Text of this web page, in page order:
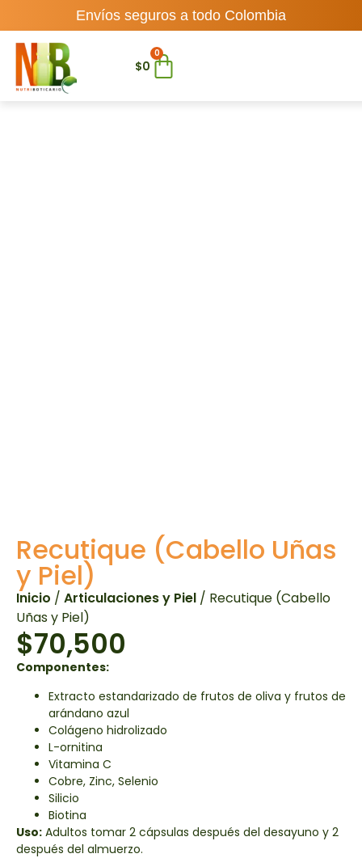
Envíos seguros a todo Colombia
$0
0
Recutique (Cabello Uñas
y Piel)
Inicio / Articulaciones y Piel / Recutique (Cabello
Uñas y Piel)
$70,500
Componentes:
Extracto estandarizado de frutos de oliva y frutos de
arándano azul
Colágeno hidrolizado
L-ornitina
Vitamina C
Cobre, Zinc, Selenio
Silicio
Biotina
Uso: Adultos tomar 2 cápsulas después del desayuno y 2
después del almuerzo.